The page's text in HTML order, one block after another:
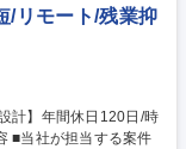
作業ファイル)■地質調
地形・地質、調査結
◎
/リモート/残業抑